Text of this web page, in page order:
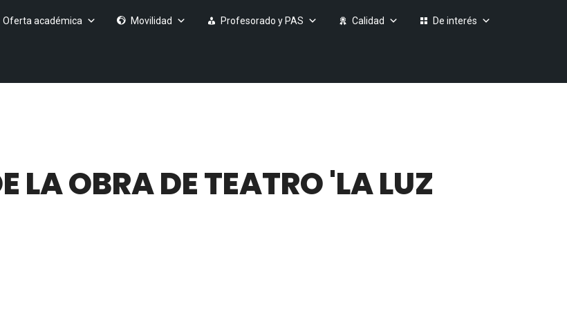
Oferta académica Movilidad Profesorado y PAS Calidad De interés
LA OBRA DE TEATRO 'LA LUZ